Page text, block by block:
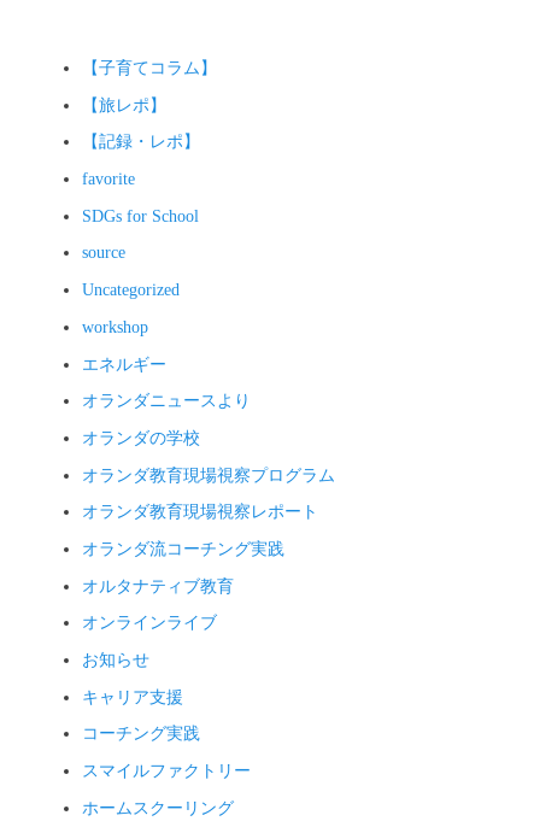
【子育てコラム】
【旅レポ】
【記録・レポ】
favorite
SDGs for School
source
Uncategorized
workshop
エネルギー
オランダニュースより
オランダの学校
オランダ教育現場視察プログラム
オランダ教育現場視察レポート
オランダ流コーチング実践
オルタナティブ教育
オンラインライブ
お知らせ
キャリア支援
コーチング実践
スマイルファクトリー
ホームスクーリング